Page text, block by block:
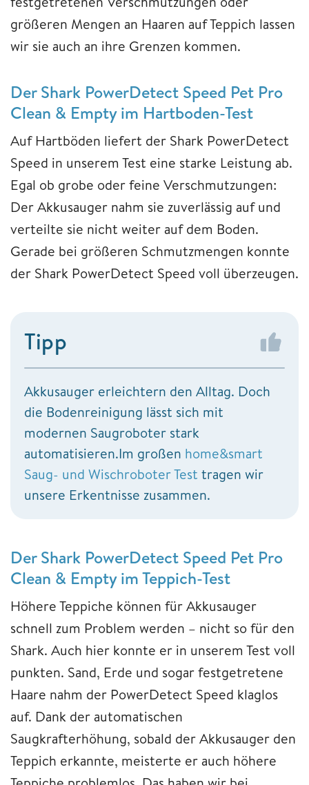
größeren Mengen an Haaren auf Teppich lassen
wir sie auch an ihre Grenzen kommen.
Der Shark PowerDetect Speed Pet Pro
Clean & Empty im Hartboden-Test
Auf Hartböden liefert der Shark PowerDetect
Speed in unserem Test eine starke Leistung ab.
Egal ob grobe oder feine Verschmutzungen:
Der Akkusauger nahm sie zuverlässig auf und
verteilte sie nicht weiter auf dem Boden.
Gerade bei größeren Schmutzmengen konnte
der Shark PowerDetect Speed voll überzeugen.
Tipp
Akkusauger erleichtern den Alltag. Doch
die Bodenreinigung lässt sich mit
modernen Saugroboter stark
automatisieren.Im großen home&smart
Saug- und Wischroboter Test tragen wir
unsere Erkentnisse zusammen.
Der Shark PowerDetect Speed Pet Pro
Clean & Empty im Teppich-Test
Höhere Teppiche können für Akkusauger
schnell zum Problem werden – nicht so für den
Shark. Auch hier konnte er in unserem Test voll
punkten. Sand, Erde und sogar festgetretene
Haare nahm der PowerDetect Speed klaglos
auf. Dank der automatischen
Saugkrafterhöhung, sobald der Akkusauger den
Teppich erkannte, meisterte er auch höhere